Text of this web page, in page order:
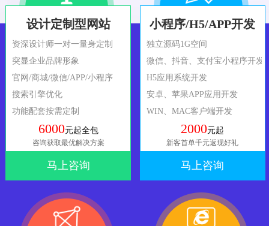
设计定制型网站
资深设计师一对一量身定制
突显企业品牌形象
官网/商城/微信/APP/小程序
搜索引擎优化
功能配套按需定制
6000元起全包
咨询获取最优解决方案
马上咨询
小程序/H5/APP开发
独立源码1G空间
微信、抖音、支付宝小程序开发
H5应用系统开发
安卓、苹果APP应用开发
WIN、MAC客户端开发
2000元起
新客首单千元返现好礼
马上咨询